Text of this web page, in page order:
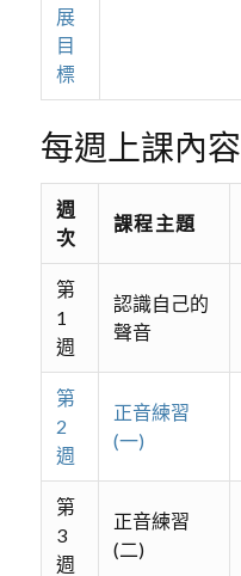
展
目
標
每週上課內容
週
次
課程主題
第
1
週
認識自己的
聲音
第
2
週
正音練習
(一)
第
3
週
正音練習
(二)